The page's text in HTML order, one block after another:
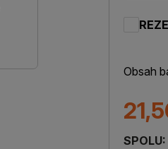
Obsah
SPOLU: